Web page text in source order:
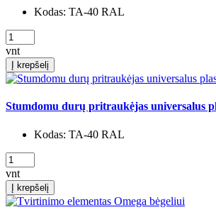
Kodas: TA-40 RAL
vnt
Į krepšelį
Stumdomu durų pritraukėjas universalus
Kodas: TA-40 RAL
vnt
Į krepšelį